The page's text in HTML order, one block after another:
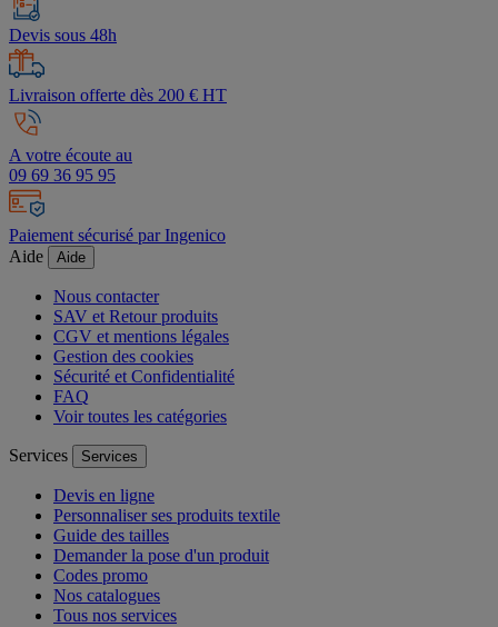
Devis sous 48h
Livraison offerte dès 200 € HT
A votre écoute au
09 69 36 95 95
Paiement sécurisé par Ingenico
Aide
Aide
Nous contacter
SAV et Retour produits
CGV et mentions légales
Gestion des cookies
Sécurité et Confidentialité
FAQ
Voir toutes les catégories
Services Services
Devis en ligne
Personnaliser ses produits textile
Guide des tailles
Demander la pose d'un produit
Codes promo
Nos catalogues
Tous nos services